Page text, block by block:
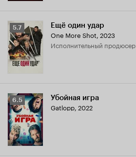
Рейтинг
Кинопоиска
5.7
5.7 Ещё один удар
One More Shot, 2023
исполнительный продюсер
Рейтинг
Кинопоиска
6.5
6.5 Убойная игра
Gatlopp, 2022